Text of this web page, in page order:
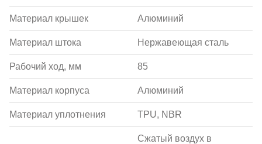
Материал крышек Алюминий
Материал штока Нержавеющая сталь
Рабочий ход, мм 85
Материал корпуса Алюминий
Материал уплотнения TPU, NBR
Сжатый воздух в